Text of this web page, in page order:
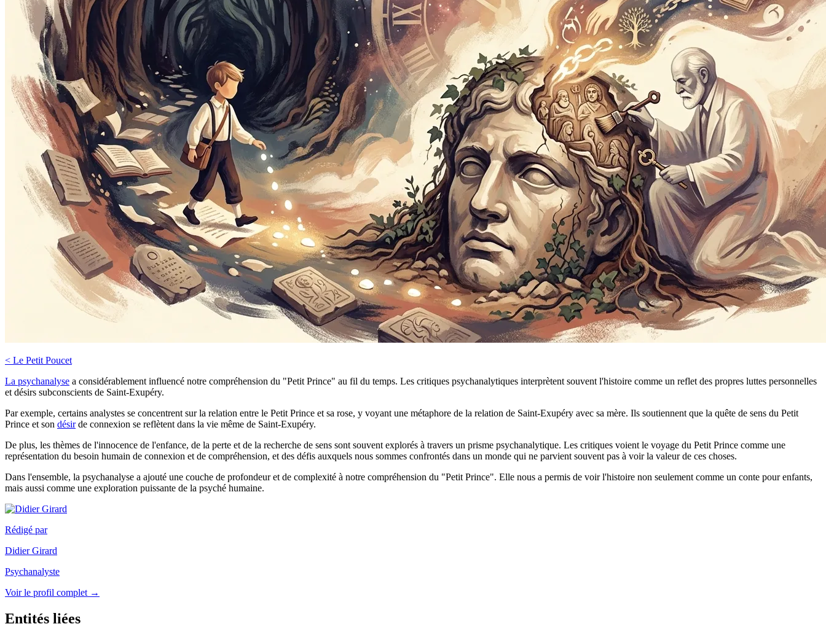
< Le Petit Poucet
La psychanalyse a considérablement influencé notre compréhension du "Petit Prince" au fil du temps. Les critiques psychanalytiques interprètent souvent l'histoire comme un reflet des propres luttes personnelles
et désirs subconscients de Saint-Exupéry.
Par exemple, certains analystes se concentrent sur la relation entre le Petit Prince et sa rose, y voyant une métaphore de la relation de Saint-Exupéry avec sa mère. Ils soutiennent que la quête de sens du Petit
Prince et son désirde connexion se reflètent dans la vie même de Saint-Exupéry.
De plus, les thèmes de l'innocence de l'enfance, de la perte et de la recherche de sens sont souvent explorés à travers un prisme psychanalytique. Les critiques voient le voyage du Petit Prince comme une
représentation du besoin humain de connexion et de compréhension, et des défis auxquels nous sommes confrontés dans un monde qui ne parvient souvent pas à voir la valeur de ces choses.
Dans l'ensemble, la psychanalyse a ajouté une couche de profondeur et de complexité à notre compréhension du "Petit Prince". Elle nous a permis de voir l'histoire non seulement comme un conte pour enfants,
mais aussi comme une exploration puissante de la psyché humaine.
Rédigé par
Didier Girard
Psychanalyste
Voir le profil complet →
Entités liées